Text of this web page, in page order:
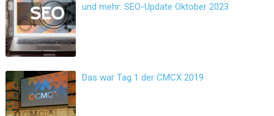
und mehr: SEO-Update Oktober 2023
Das war Tag 1 der CMCX 2019